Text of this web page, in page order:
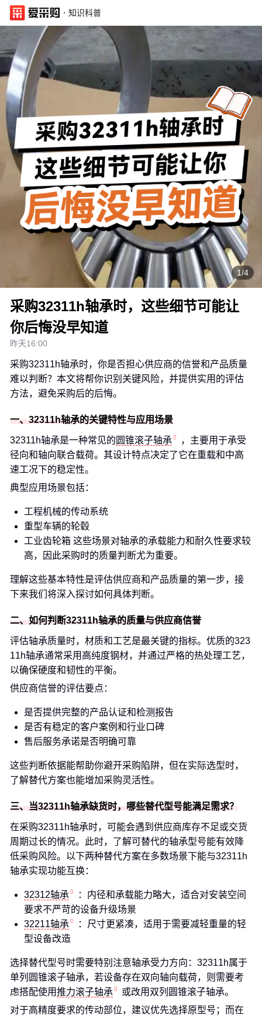
· 知识科普
1/4
采购32311h轴承时，这些细节可能让
你后悔没早知道
昨天16:00
采购32311h轴承时，你是否担心供应商的信誉和产品质量
难以判断？本文将帮你识别关键风险，并提供实用的评估
方法，避免采购后的后悔。
一、32311h轴承的关键特性与应用场景
32311h轴承是一种常见的 圆锥滚子轴承
，主要用于承受
径向和轴向联合载荷。其设计特点决定了它在重载和中高
速工况下的稳定性。
典型应用场景包括：
工程机械的传动系统
重型车辆的轮毂
工业齿轮箱 这些场景对轴承的承载能力和耐久性要求较
高，因此采购时的质量判断尤为重要。
理解这些基本特性是评估供应商和产品质量的第一步，接
下来我们将深入探讨如何具体判断。
二、如何判断32311h轴承的质量与供应商信誉
评估轴承质量时，材质和工艺是最关键的指标。优质的323
11h轴承通常采用高纯度钢材，并通过严格的热处理工艺，
以确保硬度和韧性的平衡。
供应商信誉的评估要点：
是否提供完整的产品认证和检测报告
是否有稳定的客户案例和行业口碑
售后服务承诺是否明确可靠
这些判断依据能帮助你避开采购陷阱，但在实际选型时，
了解替代方案也能增加采购灵活性。
三、当32311h轴承缺货时，哪些替代型号能满足需求？
在采购32311h轴承时，可能会遇到供应商库存不足或交货
周期过长的情况。此时，了解可替代的轴承型号能有效降
低采购风险。以下两种替代方案在多数场景下能与32311h
轴承实现功能互换：
32312轴承
：内径和承载能力略大，适合对安装空间
要求不严苛的设备升级场景
32211轴承
：尺寸更紧凑，适用于需要减轻重量的轻
型设备改造
选择替代型号时需要特别注意轴承受力方向：32311h属于
单列圆锥滚子轴承，若设备存在双向轴向载荷，则需要考
虑搭配使用推力滚子轴承
或改用双列圆锥滚子轴承。
对于高精度要求的传动部位，建议优先选择原型号；而在